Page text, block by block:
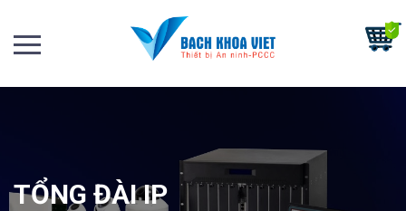
TỔNG ĐÀI IP